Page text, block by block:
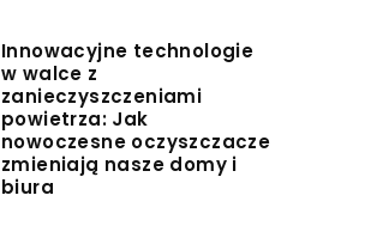
Innowacyjne technologie
w walce z
zanieczyszczeniami
powietrza: Jak
nowoczesne oczyszczacze
zmieniają nasze domy i
biura